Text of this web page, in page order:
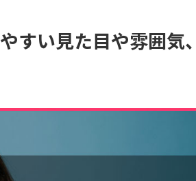
すい見た目や雰囲気